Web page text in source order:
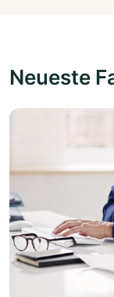
Neueste